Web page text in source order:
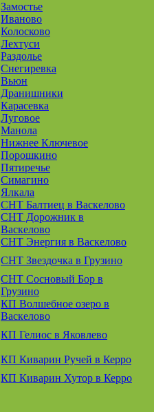
Замостье
Иваново
Колосково
Лехтуси
Раздолье
Снегиревка
Вьюн
Дранишники
Карасевка
Луговое
Манола
Нижнее Ключевое
Порошкино
Пятиречье
Симагино
Ялкала
СНТ Балтиец в Васкелово
СНТ Дорожник в
Васкелово
СНТ Энергия в Васкелово
СНТ Звездочка в Грузино
СНТ Сосновый Бор в
Грузино
КП Волшебное озеро в
Васкелово
КП Гелиос в Яковлево
КП Киварин Ручей в Керро
КП Киварин Хутор в Керро